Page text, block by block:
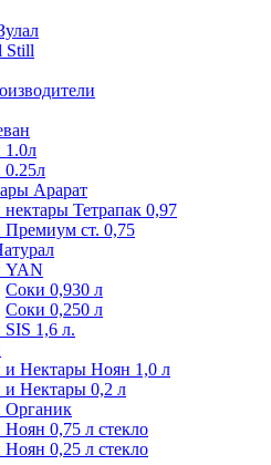
Still
1.0л
Арарат
Тетрапак 0,97
ст. 0,75
YAN
Соки 0,930 л
Соки 0,250 л
1,6 л.
и Нектары Ноян 1,0 л
Нектары 0,2 л
Органик
0,75 л стекло
0,25 л стекло